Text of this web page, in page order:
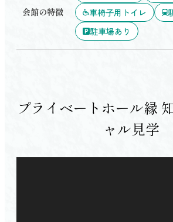
会館の特徴
車椅子用トイレ
駐車場あり
プライベートホール縁
ャル見学